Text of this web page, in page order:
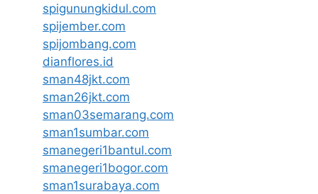
spigunungkidul.com
spijember.com
spijombang.com
dianflores.id
sman48jkt.com
sman26jkt.com
sman03semarang.com
sman1sumbar.com
smanegeri1bantul.com
smanegeri1bogor.com
sman1surabaya.com